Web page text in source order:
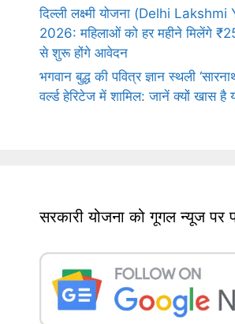
दिल्ली लक्ष्मी योजना (Delhi
2026: महिलाओं को हर महीने मिलेंगे
से शुरू होंगे आवेदन
भगवान बुद्ध की पवित्र ज्ञान स्थली
वर्ल्ड हेरिटेज में शामिल: जानें क्यों खास है
सरकारी योजना को गूगल न्यूज पर